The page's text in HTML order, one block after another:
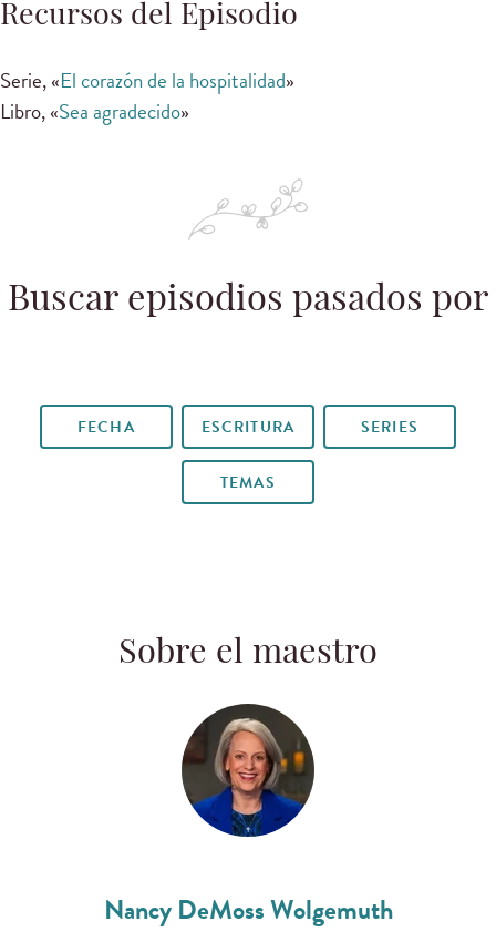
Recursos del Episodio
Serie, «El corazón de la hospitalidad»
Libro, «Sea agradecido»
Buscar episodios pasados por
FECHA ESCRITURA SERIES
TEMAS
Sobre el maestro
Nancy DeMoss Wolgemuth